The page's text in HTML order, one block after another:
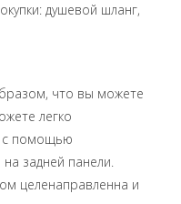
душевой шланг,
что вы можете
легко
с помощью
задней панели.
целенаправленна и